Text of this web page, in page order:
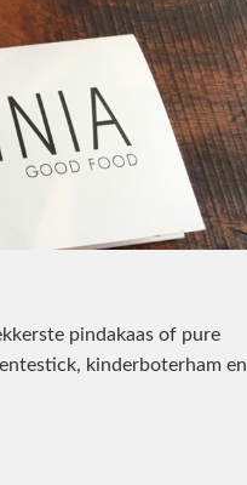
pindakaas of pure
kinderboterham en